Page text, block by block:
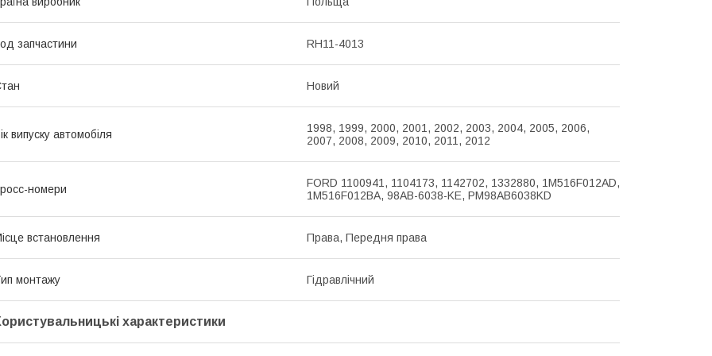
запчастини RH11-4013
Новий
випуску автомобіля
1998, 1999, 2000, 2001, 2002, 2003, 2004, 2005, 2006,
2007, 2008, 2009, 2010, 2011, 2012
номери
FORD 1100941, 1104173, 1142702, 1332880, 1M516F012AD,
1M516F012BA, 98AB-6038-KE, PM98AB6038KD
встановлення Права, Передня права
монтажу Гідравлічний
характеристики